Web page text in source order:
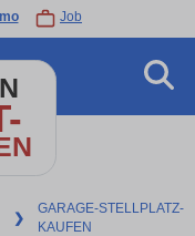
Job
❯
GARAGE-STELLPLATZ-
KAUFEN